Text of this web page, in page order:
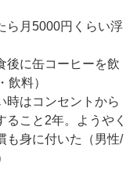
ら月5000円くらい浮
後に缶コーヒーを飲
飲料）
時はコンセントから
こと2年。ようやく
も身に付いた（男性/